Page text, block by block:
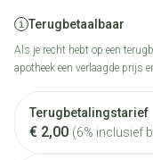
Terugbetaalbaar
Als je recht hebt op een
apotheek een verlaagde prijs
Terugbetalingstarief
€ 2,00 (6% inclusief